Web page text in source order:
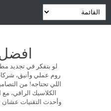
لو بتفكر في تجديد
روم عملي وأنيق،
اللي تحتاجه! من
الكلاسيك الراقي،
وأحدث التقنيات